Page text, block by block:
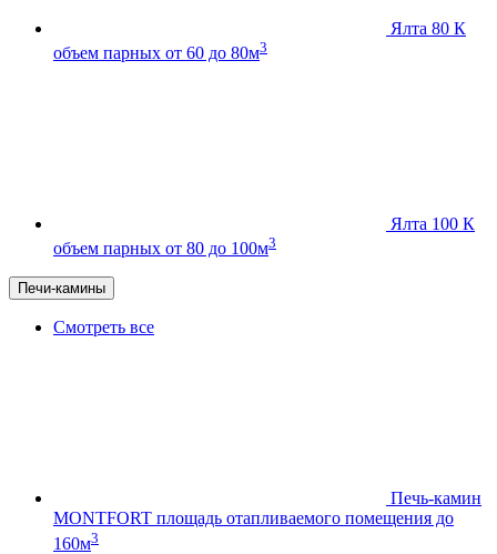
Ялта 80 К
объем парных от 60 до 80м3
Ялта 100 К
объем парных от 80 до 100м3
Печи-камины
Смотреть все
Печь-камин
MONTFORT площадь отапливаемого помещения до
160м3